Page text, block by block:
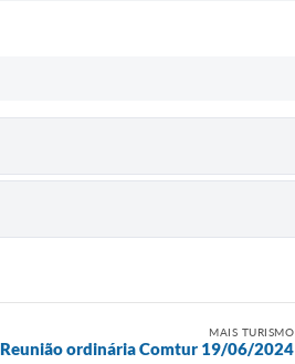
MAIS TURISMO
Reunião ordinária Comtur 19/06/2024